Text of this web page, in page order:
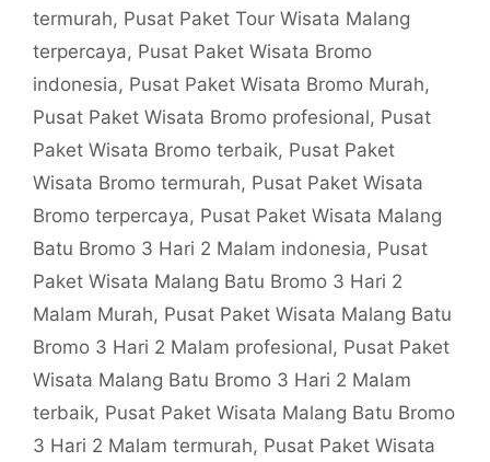
termurah, Pusat Paket Tour Wisata Malang
terpercaya, Pusat Paket Wisata Bromo
indonesia, Pusat Paket Wisata Bromo Murah,
Pusat Paket Wisata Bromo profesional, Pusat
Paket Wisata Bromo terbaik, Pusat Paket
Wisata Bromo termurah, Pusat Paket Wisata
Bromo terpercaya, Pusat Paket Wisata Malang
Batu Bromo 3 Hari 2 Malam indonesia, Pusat
Paket Wisata Malang Batu Bromo 3 Hari 2
Malam Murah, Pusat Paket Wisata Malang Batu
Bromo 3 Hari 2 Malam profesional, Pusat Paket
Wisata Malang Batu Bromo 3 Hari 2 Malam
terbaik, Pusat Paket Wisata Malang Batu Bromo
3 Hari 2 Malam termurah, Pusat Paket Wisata